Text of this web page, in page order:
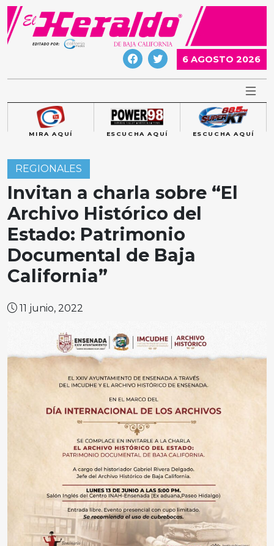
Skip
content
6 AGOSTO 2026
MIRA AQUÍ ESCUCHA AQUÍ ESCUCHA AQUÍ
REGIONALES
Invitan a charla sobre “El
Archivo Histórico del
Estado: Patrimonio
Documental de Baja
California”
11 junio, 2022